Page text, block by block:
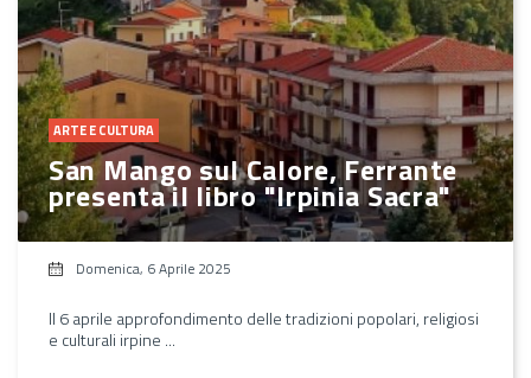
ARTE E CULTURA
San Mango sul Calore, Ferrante
presenta il libro "Irpinia Sacra"
Domenica, 6 Aprile 2025
Il 6 aprile approfondimento delle tradizioni popolari, religiosi
e culturali irpine ...